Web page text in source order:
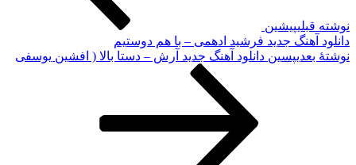
نوشته قبلیپیشین
دانلود آهنگ جدید فرشید ادهمی – با هم دوستیم
نوشته‌ٔ بعدیپسین دانلود آهنگ جدید آرش – دستا بالا ( افشین یوسفی